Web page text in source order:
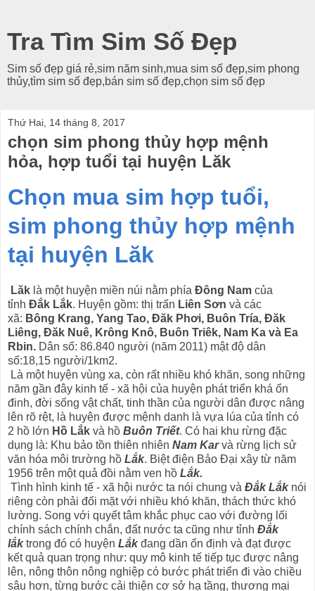
Tra Tìm Sim Số Đẹp
Sim số đẹp giá rẻ,sim năm sinh,mua sim số đẹp,sim phong
thủy,tìm sim số đẹp,bán sim số đẹp,chọn sim số đẹp
Thứ Hai, 14 tháng 8, 2017
chọn sim phong thủy hợp mệnh
hỏa, hợp tuổi tại huyện Lăk
Chọn mua sim hợp tuổi,
sim phong thủy hợp mệnh
tại huyện Lăk
Lăk là một huyện miền núi nằm phía Đông Nam của
tỉnh Đắk Lắk. Huyện gồm: thị trấn Liên Sơn và các
xã: Bông Krang, Yang Tao, Đăk Phơi, Buôn Tría, Đăk
Liêng, Đăk Nuê, Krông Knô, Buôn Triêk, Nam Ka và Ea
Rbin. Dân số: 86.840 người (năm 2011) mật độ dân
số:18,15 người/1km2.
Là một huyện vùng xa, còn rất nhiều khó khăn, song những
năm gần đây kinh tế - xã hội của huyện phát triển khá ổn
đinh, đời sống vật chất, tinh thần của người dân được nâng
lên rõ rệt, là huyện được mệnh danh là vựa lúa của tỉnh có
2 hồ lớn Hồ Lắk và hồ Buôn Triết. Có hai khu rừng đặc
dụng là: Khu bảo tồn thiên nhiên Nam Karvà rừng lịch sử
văn hóa môi trường hồ Lắk. Biệt điện Bảo Đại xây từ năm
1956 trên một quả đồi nằm ven hồ Lắk.
Tình hình kinh tế - xã hội nước ta nói chung và Đắk Lắknói
riêng còn phải đối mặt với nhiều khó khăn, thách thức khó
lường. Song với quyết tâm khắc phục cao với đường lối
chính sách chính chắn, đất nước ta cũng như tỉnh Đắk
lắktrong đó có huyện Lắkđang dần ổn định và đạt được
kết quả quan trọng như: quy mô kinh tế tiếp tục được nâng
lên, nông thôn nông nghiệp có bước phát triển đi vào chiều
sâu hơn, từng bước cải thiện cơ sở hạ tầng, thương mại